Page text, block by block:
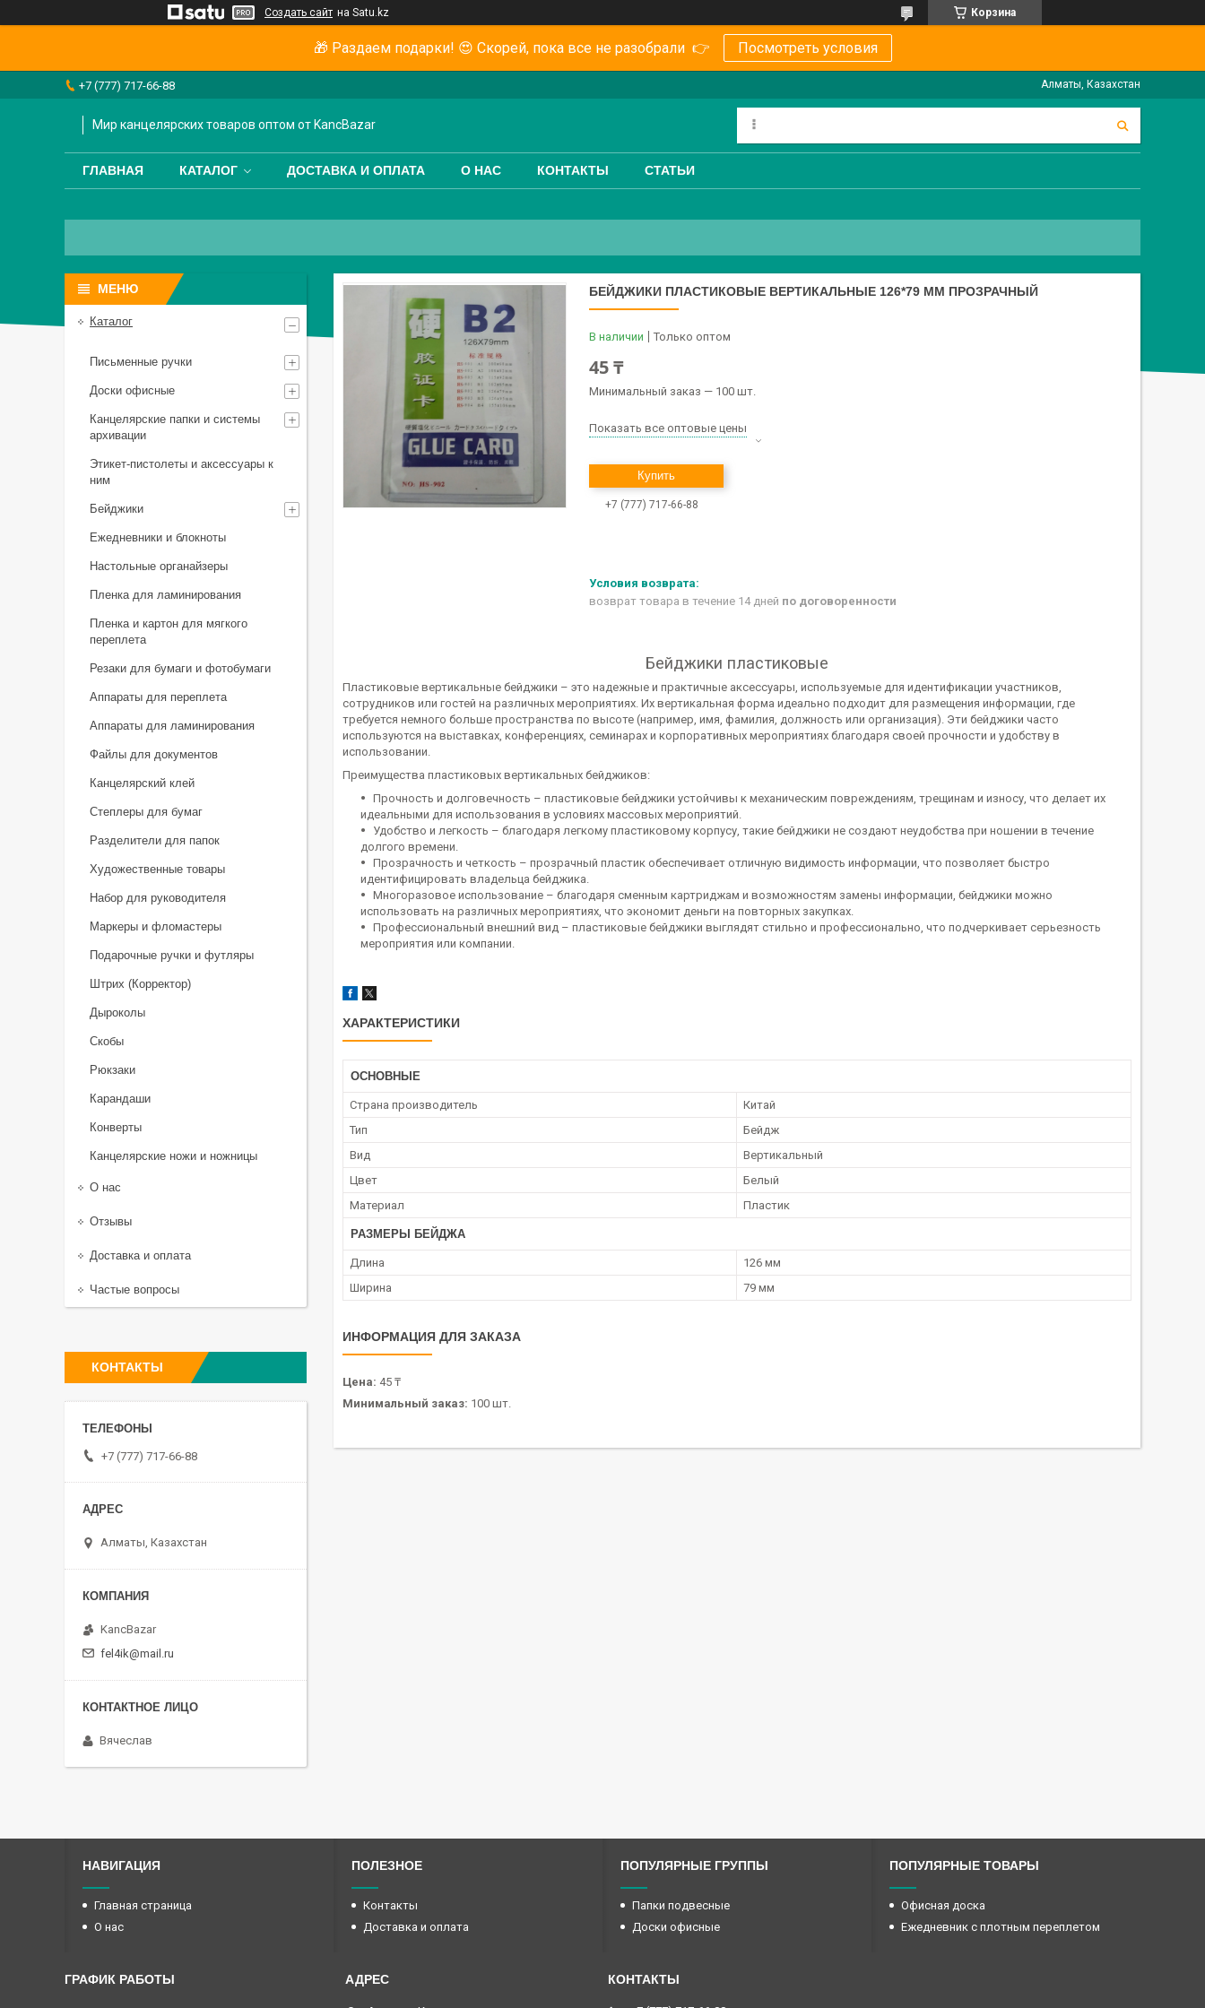
Создать сайт на Satu.kz Корзина
🎁 Раздаем подарки! 😍 Скорей, пока все не разобрали 👉 Посмотреть условия
+7 (777) 717-66-88 Алматы, Казахстан
Мир канцелярских товаров оптом от KancBazar
ГЛАВНАЯ КАТАЛОГ ДОСТАВКА И ОПЛАТА О НАС КОНТАКТЫ СТАТЬИ
БЕЙДЖИКИ ПЛАСТИКОВЫЕ ВЕРТИКАЛЬНЫЕ 126*79 ММ ПРОЗРАЧНЫЙ
В наличии Только оптом
45 ₸
Минимальный заказ — 100 шт.
Показать все оптовые цены
Купить
+7 (777) 717-66-88
возврат товара в течение 14 дней по договоренности
Бейджики пластиковые
Пластиковые вертикальные бейджики – это надежные и практичные аксессуары, используемые для идентификации участников,
сотрудников или гостей на различных мероприятиях. Их вертикальная форма идеально подходит для размещения информации, где
требуется немного больше пространства по высоте (например, имя, фамилия, должность или организация). Эти бейджики часто
используются на выставках, конференциях, семинарах и корпоративных мероприятиях благодаря своей прочности и удобству в
использовании.
Преимущества пластиковых вертикальных бейджиков:
Прочность и долговечность – пластиковые бейджики устойчивы к механическим повреждениям, трещинам и износу, что делает их
идеальными для использования в условиях массовых мероприятий.
Удобство и легкость – благодаря легкому пластиковому корпусу, такие бейджики не создают неудобства при ношении в течение
долгого времени.
Прозрачность и четкость – прозрачный пластик обеспечивает отличную видимость информации, что позволяет быстро
идентифицировать владельца бейджика.
Многоразовое использование – благодаря сменным картриджам и возможностям замены информации, бейджики можно
использовать на различных мероприятиях, что экономит деньги на повторных закупках.
Профессиональный внешний вид – пластиковые бейджики выглядят стильно и профессионально, что подчеркивает серьезность
мероприятия или компании.
ХАРАКТЕРИСТИКИ
ОСНОВНЫЕ
Страна производитель
Китай
Тип
Бейдж
Вид
Вертикальный
Цвет
Белый
Материал
Пластик
РАЗМЕРЫ БЕЙДЖА
Длина
126 мм
Ширина
79 мм
ИНФОРМАЦИЯ ДЛЯ ЗАКАЗА
Цена: 45 ₸
Минимальный заказ: 100 шт.
Каталог
Письменные ручки
Доски офисные
Канцелярские папки и системы
архивации
Этикет-пистолеты и аксессуары к
ним
Бейджики
Ежедневники и блокноты
Настольные органайзеры
Пленка для ламинирования
Пленка и картон для мягкого
переплета
Резаки для бумаги и фотобумаги
Аппараты для переплета
Аппараты для ламинирования
Файлы для документов
Канцелярский клей
Степлеры для бумаг
Разделители для папок
Художественные товары
Набор для руководителя
Маркеры и фломастеры
Подарочные ручки и футляры
Штрих (Корректор)
Дыроколы
Скобы
Рюкзаки
Карандаши
Конверты
Канцелярские ножи и ножницы
О нас
Отзывы
Доставка и оплата
Частые вопросы
КОНТАКТЫ
+7 (777) 717-66-88
Алматы, Казахстан
KancBazar
fel4ik@mail.ru
Вячеслав
НАВИГАЦИЯ
Главная страница
О нас
ПОЛЕЗНОЕ
Контакты
Доставка и оплата
ПОПУЛЯРНЫЕ ГРУППЫ
Папки подвесные
Доски офисные
ПОПУЛЯРНЫЕ ТОВАРЫ
Офисная доска
Ежедневник с плотным переплетом
ГРАФИК РАБОТЫ